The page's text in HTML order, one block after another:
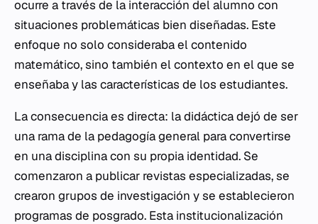
ocurre a través de la interacción del alumno con
situaciones problemáticas bien diseñadas. Este
enfoque no solo consideraba el contenido
matemático, sino también el contexto en el que se
enseñaba y las características de los estudiantes.
La consecuencia es directa: la didáctica dejó de ser
una rama de la pedagogía general para convertirse
en una disciplina con su propia identidad. Se
comenzaron a publicar revistas especializadas, se
crearon grupos de investigación y se establecieron
programas de posgrado. Esta institucionalización